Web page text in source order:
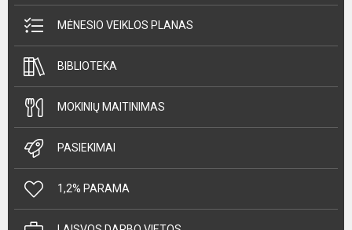
MĖNESIO VEIKLOS PLANAS
BIBLIOTEKA
MOKINIŲ MAITINIMAS
PASIEKIMAI
1,2% PARAMA